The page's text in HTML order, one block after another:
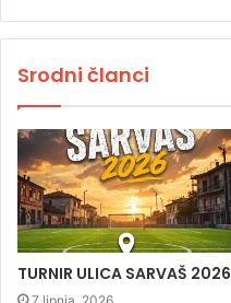
Srodni članci
TURNIR ULICA SARVAŠ 2026